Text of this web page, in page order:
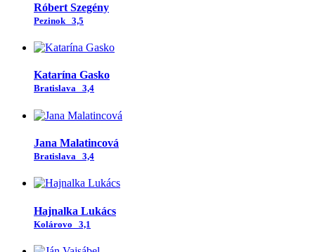
Róbert Szegény
Pezinok 3,5
Katarína Gasko
Bratislava 3,4
Jana Malatincová
Bratislava 3,4
Hajnalka Lukács
Kolárovo 3,1